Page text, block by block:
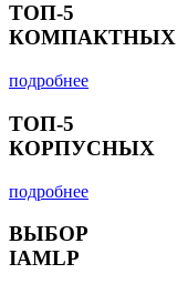
ТОП-5
КОМПАКТНЫХ
подробнее
ТОП-5
КОРПУСНЫХ
подробнее
ВЫБОР
IAMLP